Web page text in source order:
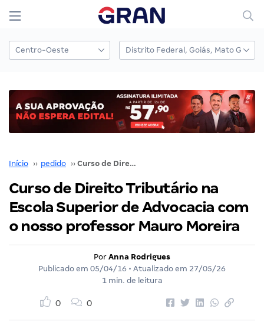
Início ›› pedido ›› Curso de Direito Tributário na Escola Superior de Advocacia com o nosso professor Mauro Moreira
Curso de Direito Tributário na
Escola Superior de Advocacia com
o nosso professor Mauro Moreira
Por Anna Rodrigues
Publicado em 05/04/16 • Atualizado em 27/05/26
1 min. de leitura
0 0